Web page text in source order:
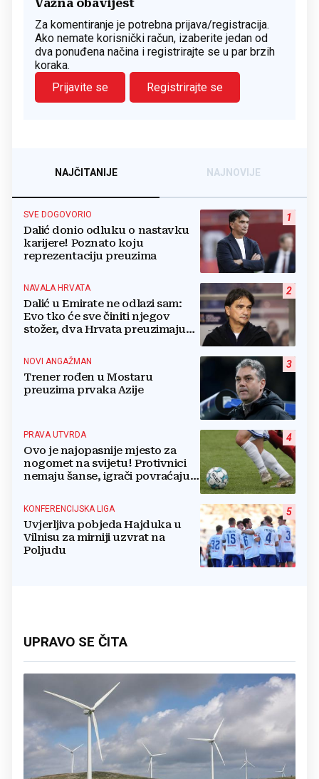
Važna obavijest
Za komentiranje je potrebna prijava/registracija.
Ako nemate korisnički račun, izaberite jedan od
dva ponuđena načina i registrirajte se u par brzih
koraka.
Prijavite se
Registrirajte se
NAJČITANIJE NAJNOVIJE
1
SVE DOGOVORIO
Dalić donio odluku o nastavku
karijere! Poznato koju
reprezentaciju preuzima
2
NAVALA HRVATA
Dalić u Emirate ne odlazi sam:
Evo tko će sve činiti njegov
stožer, dva Hrvata preuzimaju
3
NOVI ANGAŽMAN
Trener rođen u Mostaru
preuzima prvaka Azije
4
PRAVA UTVRDA
Ovo je najopasnije mjesto za
nogomet na svijetu! Protivnici
nemaju šanse, igrači povraćaju,
5
KONFERENCIJSKA LIGA
Uvjerljiva pobjeda Hajduka u
Vilnisu za mirniji uzvrat na
Poljudu
UPRAVO SE ČITA